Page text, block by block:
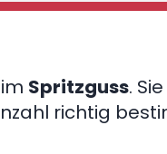
Spritzguss.
richtig